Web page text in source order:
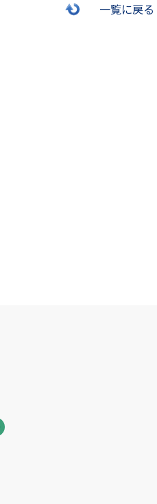
一覧に戻る